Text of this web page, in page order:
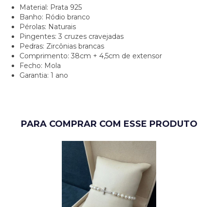
Material: Prata 925
Banho: Ródio branco
Pérolas: Naturais
Pingentes: 3 cruzes cravejadas
Pedras: Zircônias brancas
Comprimento: 38cm + 4,5cm de extensor
Fecho: Mola
Garantia: 1 ano
PARA COMPRAR COM ESSE PRODUTO